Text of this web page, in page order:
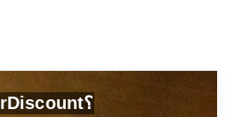
لماذا تختار HumidorDiscount؟